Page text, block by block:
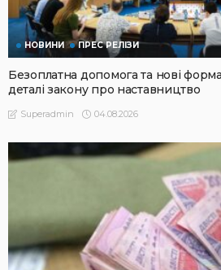
НОВИНИ ПРЕС РЕЛІЗИ
Безоплатна допомога та нові
деталі закону про наставництво
Superadmin 04.08.2026